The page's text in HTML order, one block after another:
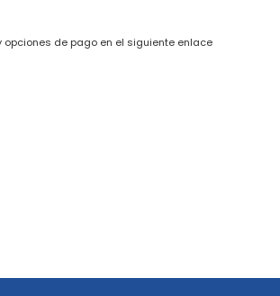
de pago en el siguiente enlace